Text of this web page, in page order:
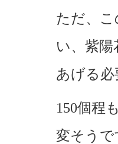
ただ、
い、紫
あげる必
150個程
変そうで